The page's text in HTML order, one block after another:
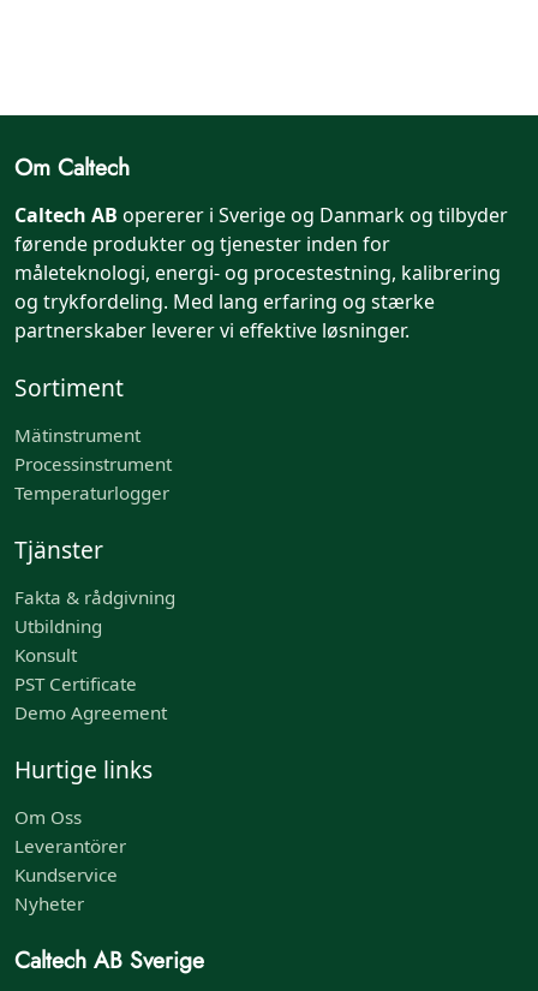
Om Caltech
Caltech AB opererer i Sverige og Danmark og tilbyder
førende produkter og tjenester inden for
måleteknologi, energi- og procestestning, kalibrering
og trykfordeling. Med lang erfaring og stærke
partnerskaber leverer vi effektive løsninger.
Sortiment
Mätinstrument
Processinstrument
Temperaturlogger
Tjänster
Fakta & rådgivning
Utbildning
Konsult
PST Certificate
Demo Agreement
Hurtige links
Om Oss
Leverantörer
Kundservice
Nyheter
Caltech AB Sverige